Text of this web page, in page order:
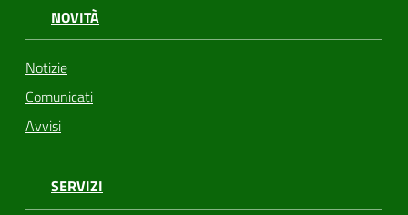
NOVITÀ
Notizie
Comunicati
Avvisi
SERVIZI